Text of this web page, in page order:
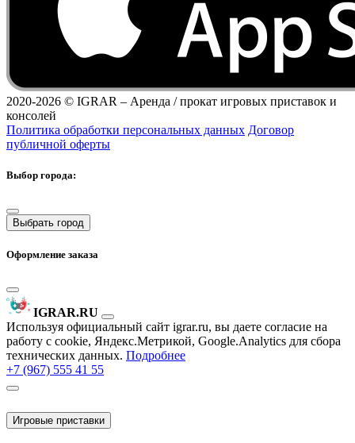
2020-2026 © IGRAR – Аренда / прокат игровых приставок и
консолей
Политика обработки персональных данных Договор
публичной оферты
Выбор города:
Выбрать город
Оформление заказа
IGRAR.RU
Используя официальный сайт igrar.ru, вы даете согласие на
работу с cookie, Яндекс.Метрикой, Google.Analytics для сбора
технических данных. Подробнее
+7 (967) 555 41 55
Игровые приставки